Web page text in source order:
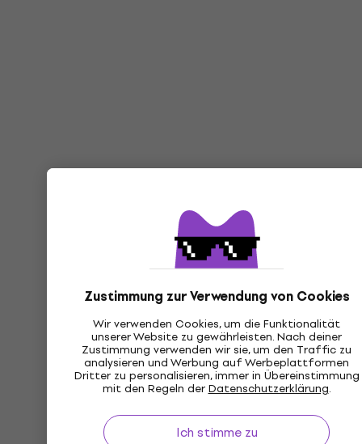
Zustimmung zur Verwendung von Cookies
Wir verwenden Cookies, um die Funktionalität
unserer Website zu gewährleisten. Nach deiner
Zustimmung verwenden wir sie, um den Traffic zu
analysieren und Werbung auf Werbeplattformen
Dritter zu personalisieren, immer in Übereinstimmung
mit den Regeln derDatenschutzerklärung.
Ich stimme zu